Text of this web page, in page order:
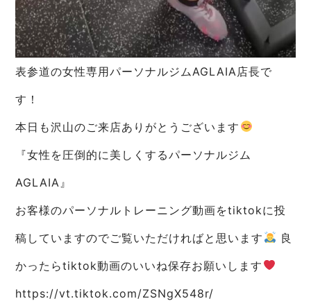
表参道の女性専用パーソナルジムAGLAIA店長で
す！
本日も沢山のご来店ありがとうございます
『女性を圧倒的に美しくするパーソナルジム
AGLAIA』
お客様のパーソナルトレーニング動画をtiktokに投
稿していますのでご覧いただければと思います
良
かったらtiktok動画のいいね保存お願いします
https://vt.tiktok.com/ZSNgX548r/